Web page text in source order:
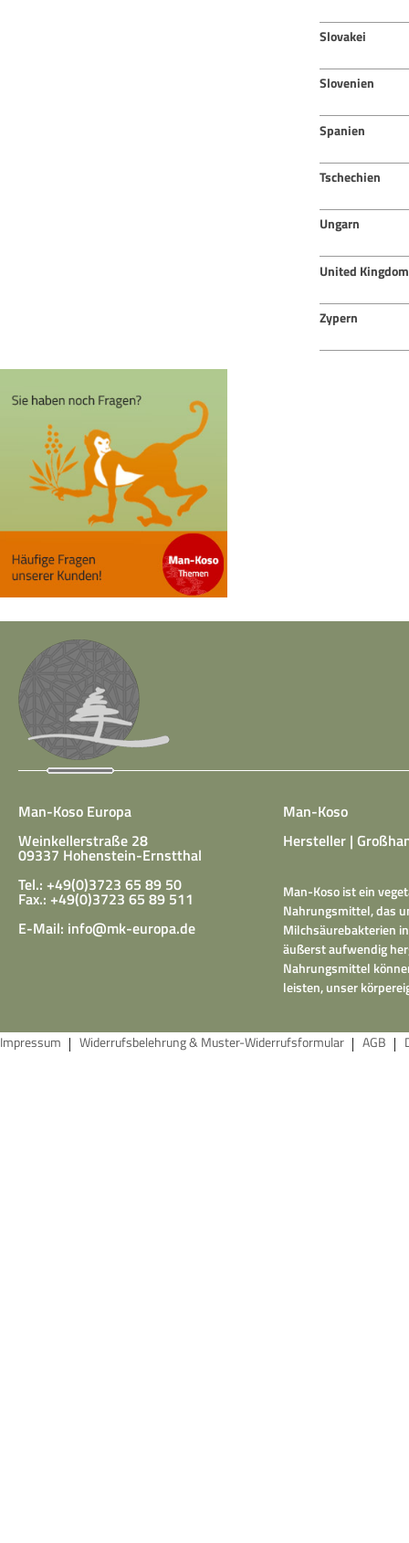
Slovakei
Slovenien
Spanien
Tschechien
Ungarn
United Kingdom
Zypern
Man-Koso Europa
Weinkellerstraße 28
09337 Hohenstein-Ernstthal
Tel.: +49(0)3723 65 89 50
Fax.: +49(0)3723 65 89 511
E-Mail: info@mk-europa.de
Man-Koso
Hersteller |
Man-Koso ist ein
Nahrungsmittel, das
Milchsäurebakterien
äußerst aufwendig
Nahrungsmittel
leisten, unser
Impressum Widerrufsbelehrung & Muster-Widerrufsformular AGB